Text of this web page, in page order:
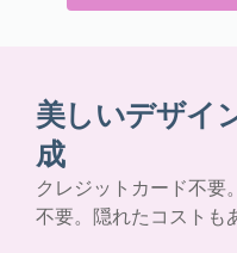
美しいデザイ
成
クレジットカード不要
不要。隠れたコストも